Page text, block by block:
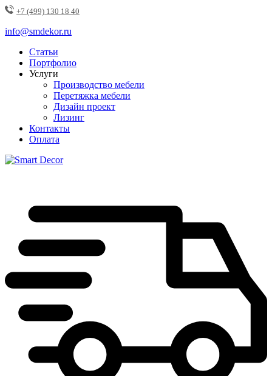
+7 (499) 130 18 40
info@smdekor.ru
Статьи
Портфолио
Услуги
Производство мебели
Перетяжка мебели
Дизайн проект
Лизинг
Контакты
Оплата